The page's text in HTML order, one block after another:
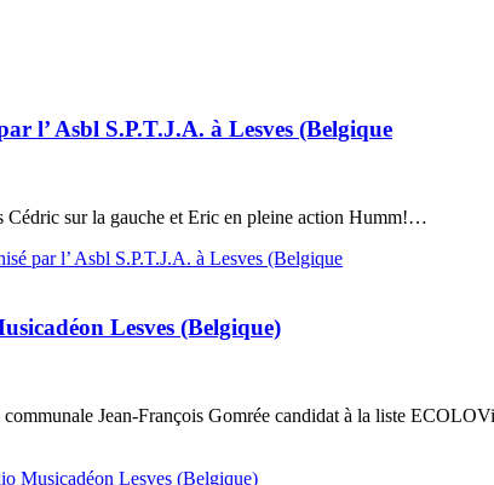
l’ Asbl S.P.T.J.A. à Lesves (Belgique
Cédric sur la gauche et Eric en pleine action Humm!…
par l’ Asbl S.P.T.J.A. à Lesves (Belgique
Lesves (Belgique)
Jean-François Gomrée candidat à la liste
Musicadéon Lesves (Belgique)